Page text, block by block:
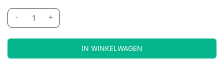
- +
IN WINKELWAGEN